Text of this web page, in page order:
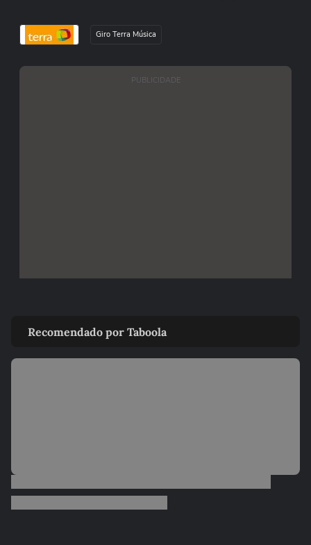
E agora mais um capítulo dessa
história aconteceu: novamente o
catálogo de discos foi vendido, sem a
autorização de Taylor Swift, pelo valor
Giro Terra Música
PUBLICIDADE
Recomendado por Taboola